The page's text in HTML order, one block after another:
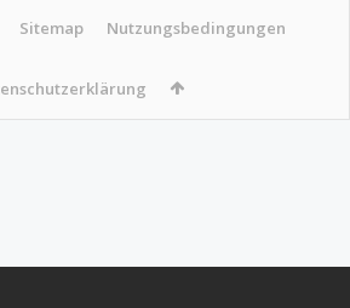
Sitemap Nutzungsbedingungen